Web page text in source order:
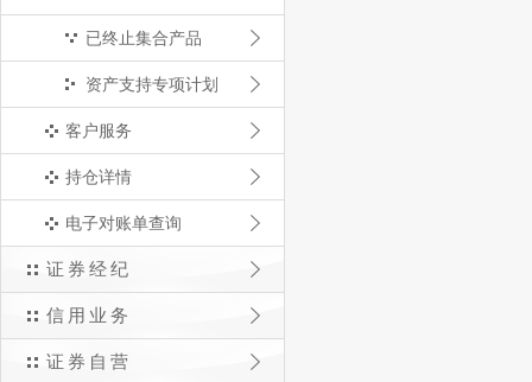
止)
已终止集合产品
资产支持专项计划
客户服务
持仓详情
电子对账单查询
证券经纪
信用业务
证券自营